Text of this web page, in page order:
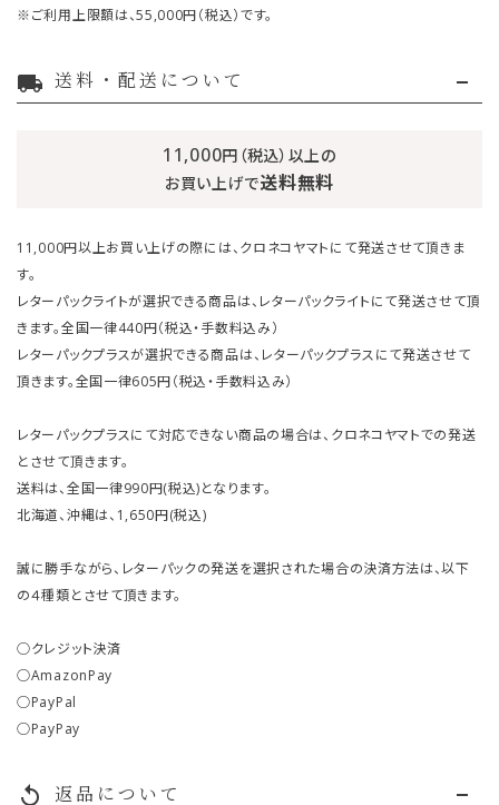
※ご利用上限額は、55,000円（税込）です。
local_shipping 送料・配送について
11,000円（税込）以上の
お買い上げで送料無料
11,000円以上お買い上げの際には、クロネコヤマトにて発送させて頂きま
す。
レターパックライトが選択できる商品は、レターパックライトにて発送させて頂
きます。全国一律440円（税込・手数料込み）
レターパックプラスが選択できる商品は、レターパックプラスにて発送させて
頂きます。全国一律605円（税込・手数料込み）
レターパックプラスにて対応できない商品の場合は、クロネコヤマトでの発送
とさせて頂きます。
送料は、全国一律990円(税込)となります。
北海道、沖縄は、1,650円(税込)
誠に勝手ながら、レターパックの発送を選択された場合の決済方法は、以下
の４種類とさせて頂きます。
○クレジット決済
○AmazonPay
○PayPal
○PayPay
replay 返品について